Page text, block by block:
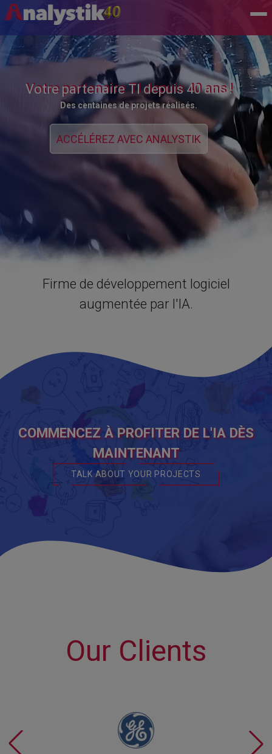
Votre partenaire TI depuis 40 ans !
Des centaines de projets réalisés.
ACCÉLÉREZ AVEC ANALYSTIK
Firme de développement logiciel
augmentée par l'IA.
COMMENCEZ À PROFITER DE L'IA DÈS
MAINTENANT
TALK ABOUT YOUR PROJECTS
Our Clients